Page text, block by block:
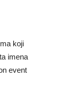
koji
imena
event